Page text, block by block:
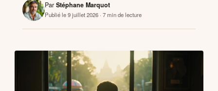
EXPATRIATION
CONTACTS
Par Stéphane Marquot
Publié le 9 juillet 2026 · 7 min de lecture